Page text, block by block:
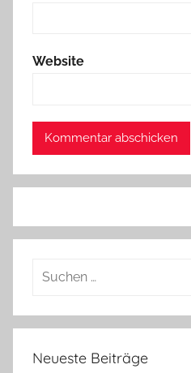
Website
Suchen
Neueste Beiträge